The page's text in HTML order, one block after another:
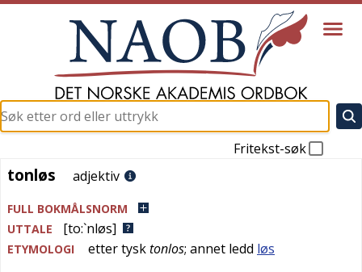
Fritekst-søk
tonløs
tonløs adjektiv
FULL BOKMÅLSNORM
UTTALE
[to:`nløs]
ETYMOLOGI ettertysktonlos; annet ledd løs